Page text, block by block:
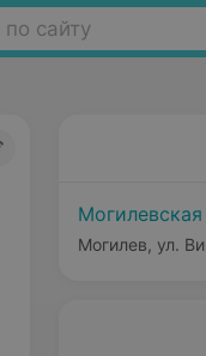
по сайту
Могилев, ул.